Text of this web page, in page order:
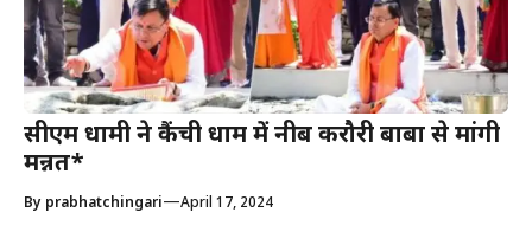
सीएम धामी ने कैंची धाम में नीब करौरी बाबा से मांगी
मन्नत*
By prabhatchingari—April 17, 2024